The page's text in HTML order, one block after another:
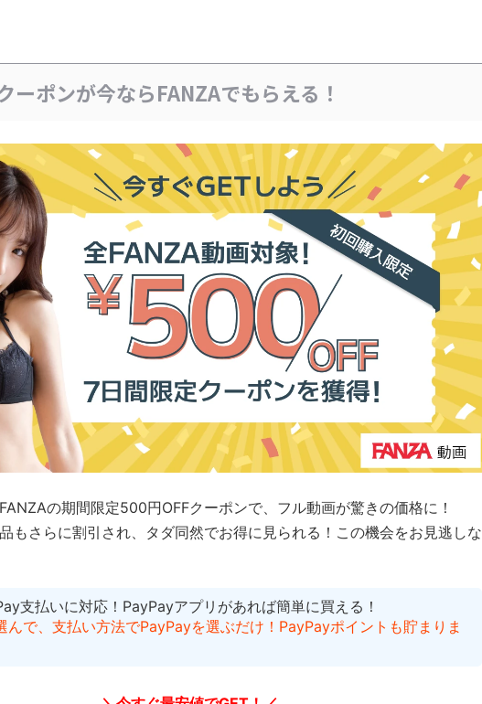
ーポンが今ならFANZAでもらえる！
の期間限定500円OFFクーポンで、フル動画が驚きの価格に！
もさらに割引され、タダ同然でお得に見られる！ この機会をお見逃しな
支払いに対応！PayPayアプリがあれば簡単に買える！
んで、支払い方法でPayPayを選ぶだけ！PayPayポイントも貯まりま